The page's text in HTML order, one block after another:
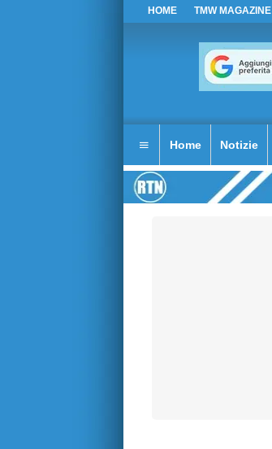
HOME TMW MAGAZINE
Home Notizie